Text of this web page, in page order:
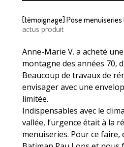
[témoignage] Pose menuiseries
actus produit
Anne-Marie V. a acheté
montagne des années 70,
Beaucoup de travaux de
envisager avec une
limitée.
Indispensables avec le
vallée, l’urgence était à la
menuiseries. Pour ce faire,